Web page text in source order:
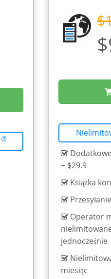
+ $29.9
Książka
Operator
jednocześnie
miesiąc